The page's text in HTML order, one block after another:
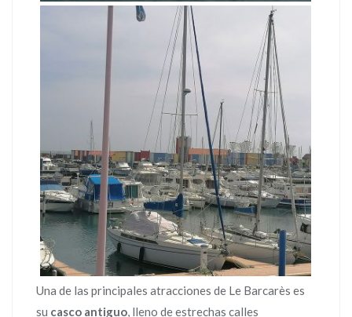
Una de las principales atracciones de Le Barcarès es
su casco antiguo, lleno de estrechas calles